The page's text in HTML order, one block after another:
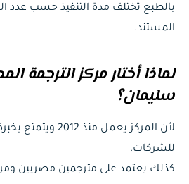
بالطبع تختلف مدة التنفيذ حسب عدد
المستند.
لماذا أختار مركز الترجمة
سليمان؟
لأن المركز يعمل
للشركات.
كذلك يعتمد على مترجمين مصريين